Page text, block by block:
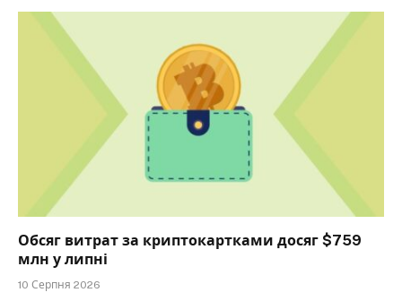
Обсяг витрат за криптокартками досяг $759
млн у липні
10 Серпня 2026